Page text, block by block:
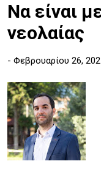
Να είναι
νεολαίας
- Φεβρουαρίου 26,